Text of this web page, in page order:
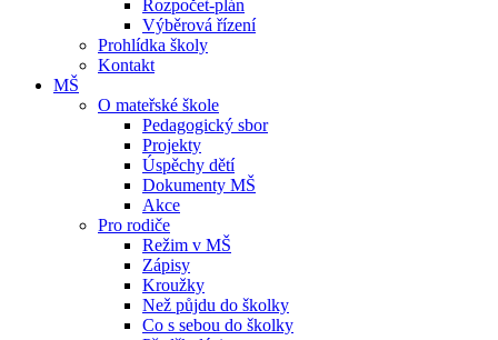
Rozpočet-plán
Výběrová řízení
Prohlídka školy
Kontakt
MŠ
O mateřské škole
Pedagogický sbor
Projekty
Úspěchy dětí
Dokumenty MŠ
Akce
Pro rodiče
Režim v MŠ
Zápisy
Kroužky
Než půjdu do školky
Co s sebou do školky